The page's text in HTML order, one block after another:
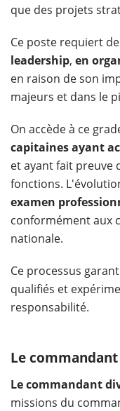
que des projets
Ce poste requiert
leadership, en
en raison de son
majeurs et dans le
On accède à ce
capitaines ayant
et ayant fait preuve
fonctions.
examen
conformément aux
nationale.
Ce processus
qualifiés et
responsabilité.
Le
Le commandant
missions du